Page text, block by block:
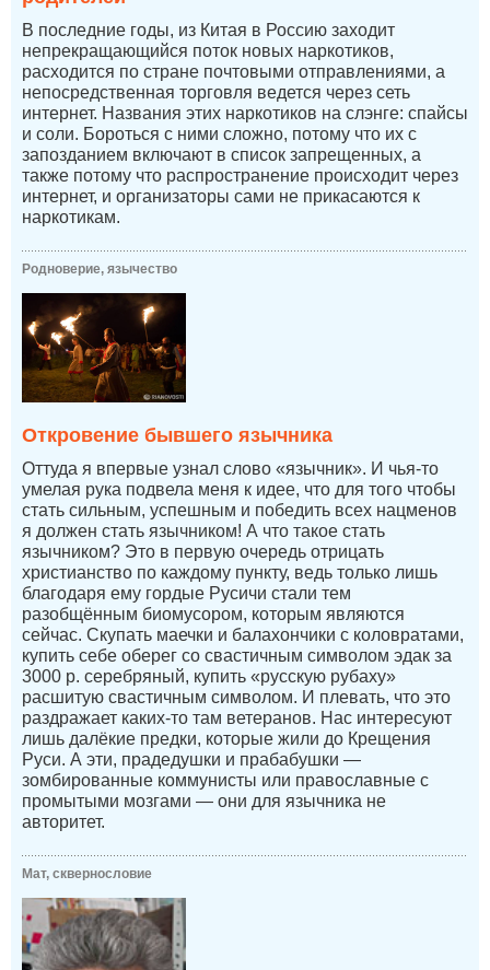
В последние годы, из Китая в Россию заходит
непрекращающийся поток новых наркотиков,
расходится по стране почтовыми отправлениями, а
непосредственная торговля ведется через сеть
интернет. Названия этих наркотиков на слэнге: спайсы
и соли. Бороться с ними сложно, потому что их с
запозданием включают в список запрещенных, а
также потому что распространение происходит через
интернет, и организаторы сами не прикасаются к
наркотикам.
Родноверие, язычество
Откровение бывшего язычника
Оттуда я впервые узнал слово «язычник». И чья-то
умелая рука подвела меня к идее, что для того чтобы
стать сильным, успешным и победить всех нацменов
я должен стать язычником! А что такое стать
язычником? Это в первую очередь отрицать
христианство по каждому пункту, ведь только лишь
благодаря ему гордые Русичи стали тем
разобщённым биомусором, которым являются
сейчас. Скупать маечки и балахончики с коловратами,
купить себе оберег со свастичным символом эдак за
3000 р. серебряный, купить «русскую рубаху»
расшитую свастичным символом. И плевать, что это
раздражает каких-то там ветеранов. Нас интересуют
лишь далёкие предки, которые жили до Крещения
Руси. А эти, прадедушки и прабабушки —
зомбированные коммунисты или православные с
промытыми мозгами — они для язычника не
авторитет.
Мат, сквернословие